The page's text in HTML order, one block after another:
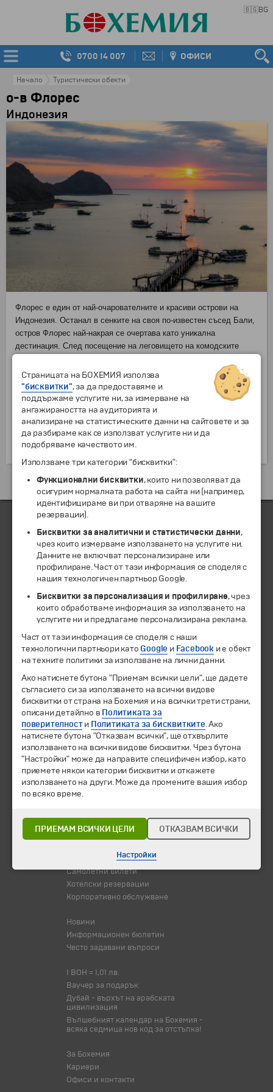
🇧🇬BG
0700 14 007 ОФИСИ
Начало Туристически обекти
о-в Флорес
Индонезия
Флорес е един от най-очарователните и красиви острови на
Индонезия. Останал в сенките на своя по-известен съсед Бали,
остров Флорес най-накрая се очертава като уникална
дестинация. След посещение на леговището на комодските
полюбуват на някои от чудесата на Флорес. В рамките на
острова туристите могат да плуват в девствени езера и
водопади, да се гмуркат в едно от 50-те отличаващи се места
за гмуркане в целия свят, да карат каяк сред скалисти брегове
и мангрови гори, да изследват мистериозни пещери и да бъдат
топло приветствани от хората на острова с местни ритуали,
танци, за да могат гостите да се потопят в тяхното ежедневие.
Екскурзии и почивки до Индонезия »
ЧЛЕН НА
© 1994-2026 Бохемия ООД.Всички права запазени.
Екскурзии и почивки
Направления
Календар
Всички програми от А до Я
Промоции
Горещи оферти
Потвърдени дати
Празници
Оферта на деня
Самолетни билети
Хотелски резервации
Корпоративно обслужване
Новини
Информационен бюлетин
Често задавани въпроси
1 BOH = 1,01 лв.
Ваучер за подарък
Дубай - върхът на арабската
цивилизация
Вълшебният календар на Бохемия -
всяка седмица нов код за отстъпка!
За Бохемия
Кариери
Офиси и контакти
Страницата на БОХЕМИЯ използва
"бисквитки", за да предоставяме и
поддържаме услугите ни, за измерване на
ангажираността на аудиторията и
анализиране на статистическите данни на сайтовете и за
да разбираме как се използват услугите ни и да
подобряваме качеството им.
Използваме три категории "бисквитки":
Функционални бисквитки, които ни позволяват да
осигурим нормалната работа на сайта ни (например,
идентифицираме ви при отваряне на вашите
резервации).
Бисквитки за аналитични и статистически данни,
чрез които измерваме използването на услугите ни.
Данните не включват персонализиране или
профилиране. Част от тази информация се споделя с
нашия технологичен партньор Google.
Бисквитки за персонализация и профилиране, чрез
които обработваме информация за използването на
услугите ни и предлагаме персонализирана реклама.
Част от тази информация се споделя с наши
технологични партньори като Google и Facebook и е обект
на техните политики за използване на лични данни.
Ако натиснете бутона "Приемам всички цели", ще дадете
съгласието си за използването на всички видове
бисквитки от страна на Бохемия и на всички трети страни,
описани детайлно в Политиката за
поверителности Политиката за бисквитките. Ако
натиснете бутона "Отказвам всички", ще отхвърлите
използването на всички видове бисквитки. Чрез бутона
"Настройки" може да направите специфичен избор, като
приемете някои категории бисквитки и откажете
използването на други. Може да промените вашия избор
по всяко време.
ПРИЕМАМ ВСИЧКИ ЦЕЛИ ОТКАЗВАМ ВСИЧКИ
Настройки